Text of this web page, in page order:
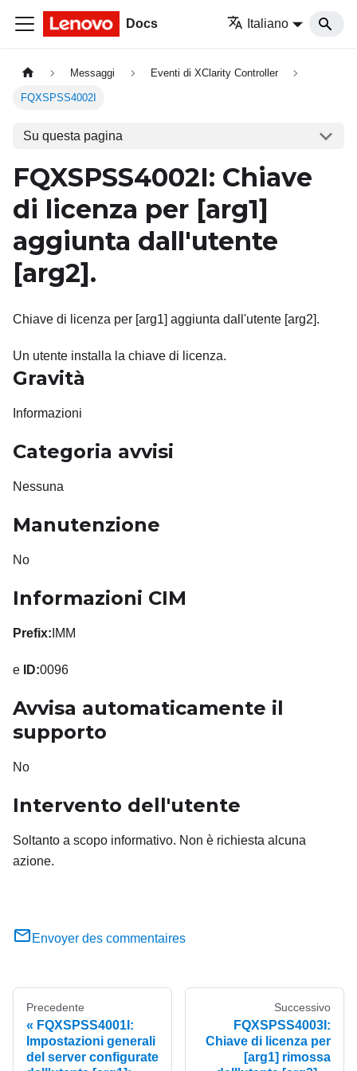
Docs Italiano
Messaggi Eventi di XClarity Controller
FQXSPSS4002I
Su questa pagina
FQXSPSS4002I: Chiave
di licenza per [arg1]
aggiunta dall'utente
[arg2] .
Chiave di licenza per [arg1] aggiunta dall'utente [arg2].
Un utente installa la chiave di licenza.
Gravità
Informazioni
Categoria avvisi
Nessuna
Manutenzione
No
Informazioni CIM
Prefix: IMM
e ID:0096
Avvisa automaticamente il
supporto
No
Intervento dell'utente
Soltanto a scopo informativo. Non è richiesta alcuna
azione.
Envoyer des commentaires
Precedente
FQXSPSS4001I:
Impostazioni generali
del server configurate
Successivo
FQXSPSS4003I:
Chiave di licenza per
[arg1] rimossa